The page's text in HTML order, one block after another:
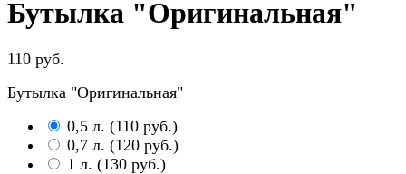
Бутылка "Оригинальная"
110 руб.
Бутылка "Оригинальная"
0,5 л. (110 руб.)
0,7 л. (120 руб.)
1 л. (130 руб.)